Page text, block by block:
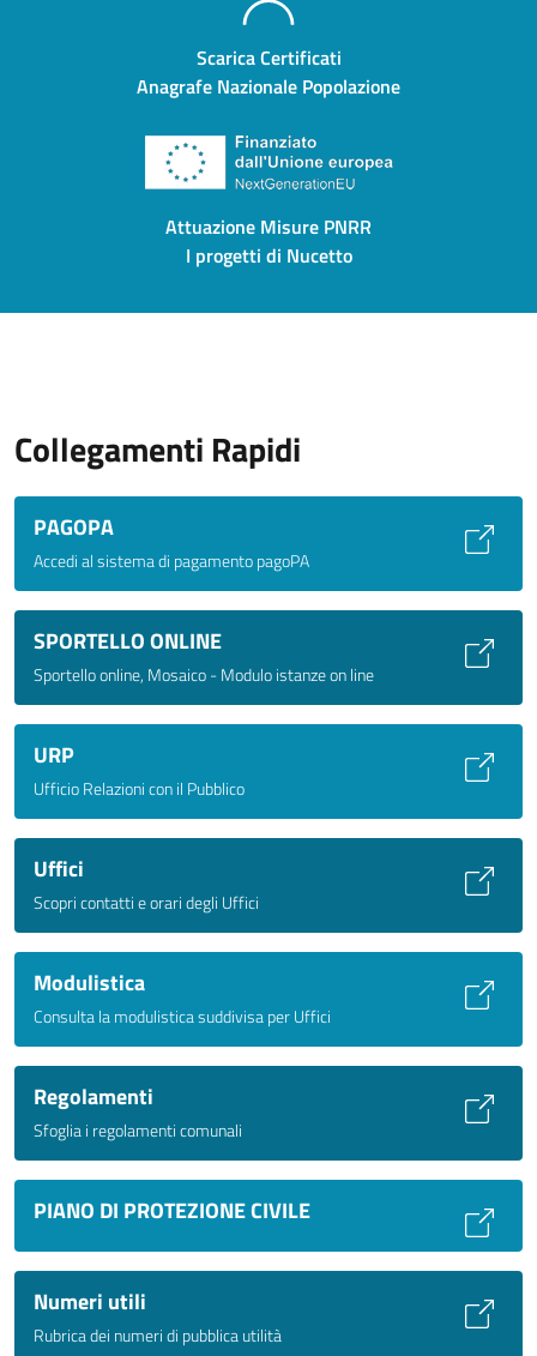
Scarica Certificati
Anagrafe Nazionale Popolazione
Attuazione Misure PNRR
I progetti di Nucetto
Collegamenti Rapidi
PAGOPA
Accedi al sistema di pagamento pagoPA
SPORTELLO ONLINE
Sportello online, Mosaico - Modulo istanze on line
URP
Ufficio Relazioni con il Pubblico
Uffici
Scopri contatti e orari degli Uffici
Modulistica
Consulta la modulistica suddivisa per Uffici
Regolamenti
Sfoglia i regolamenti comunali
PIANO DI PROTEZIONE CIVILE
Numeri utili
Rubrica dei numeri di pubblica utilità